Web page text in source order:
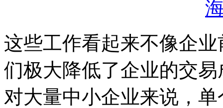
这些工作看起来不像企
们极大降低了企业的交
对大量中小企业来说，